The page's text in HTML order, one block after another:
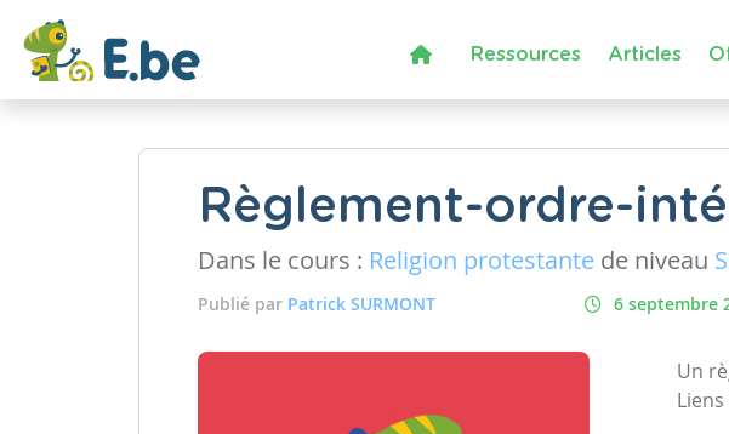
Ressources Articles
Règlement-ordre-
Dans le cours : Religion protestante de niveau
Publié par Patrick SURMONT 6 septembre
Un
Liens